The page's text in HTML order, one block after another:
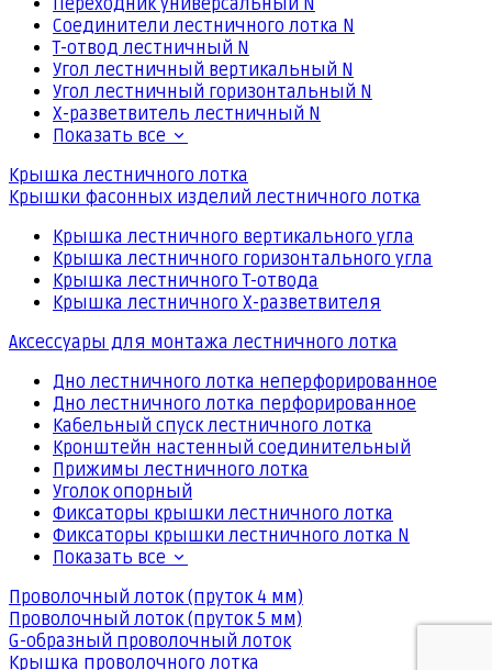
Переходник универсальный N
Соединители лестничного лотка N
Т-отвод лестничный N
Угол лестничный вертикальный N
Угол лестничный горизонтальный N
Х-разветвитель лестничный N
Показать все
Крышка лестничного лотка
Крышки фасонных изделий лестничного лотка
Крышка лестничного вертикального угла
Крышка лестничного горизонтального угла
Крышка лестничного Т-отвода
Крышка лестничного Х-разветвителя
Аксессуары для монтажа лестничного лотка
Дно лестничного лотка неперфорированное
Дно лестничного лотка перфорированное
Кабельный спуск лестничного лотка
Кронштейн настенный соединительный
Прижимы лестничного лотка
Уголок опорный
Фиксаторы крышки лестничного лотка
Фиксаторы крышки лестничного лотка N
Показать все
Проволочный лоток (пруток 4 мм)
Проволочный лоток (пруток 5 мм)
G-образный проволочный лоток
Крышка проволочного лотка